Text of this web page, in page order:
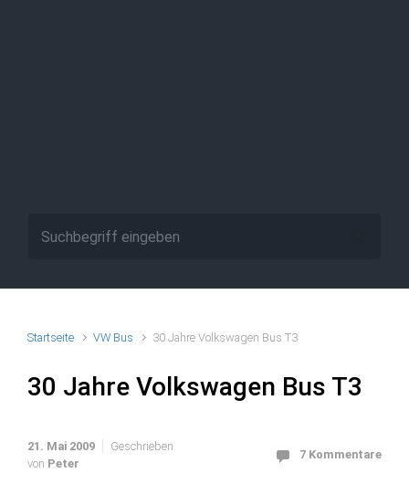
Startseite VW Bus 30 Jahre Volkswagen Bus T3
30 Jahre Volkswagen Bus T3
21. Mai 2009
Geschrieben
von Peter
7 Kommentare